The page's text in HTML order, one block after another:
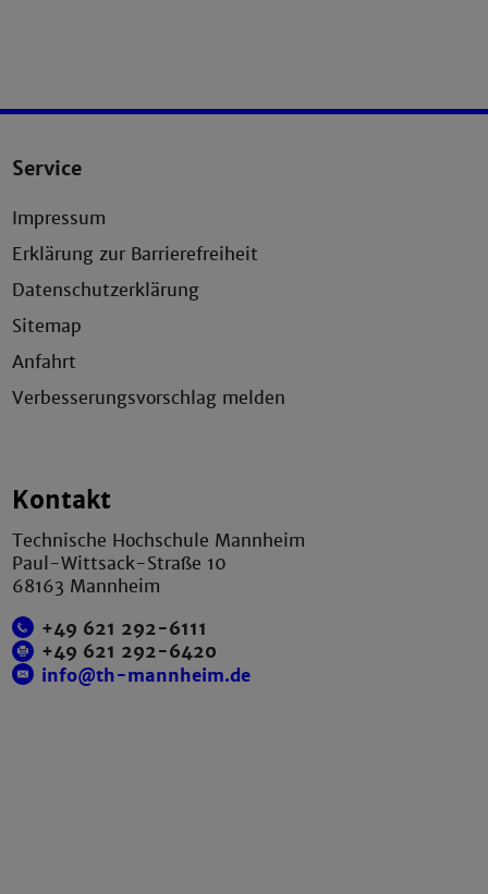
Service
Impressum
Erklärung zur Barrierefreiheit
Datenschutzerklärung
Sitemap
Anfahrt
Verbesserungsvorschlag melden
Kontakt
Technische Hochschule Mannheim
Paul-Wittsack-Straße 10
68163 Mannheim
+49 621 292-6111
+49 621 292-6420
info@th-mannheim.de